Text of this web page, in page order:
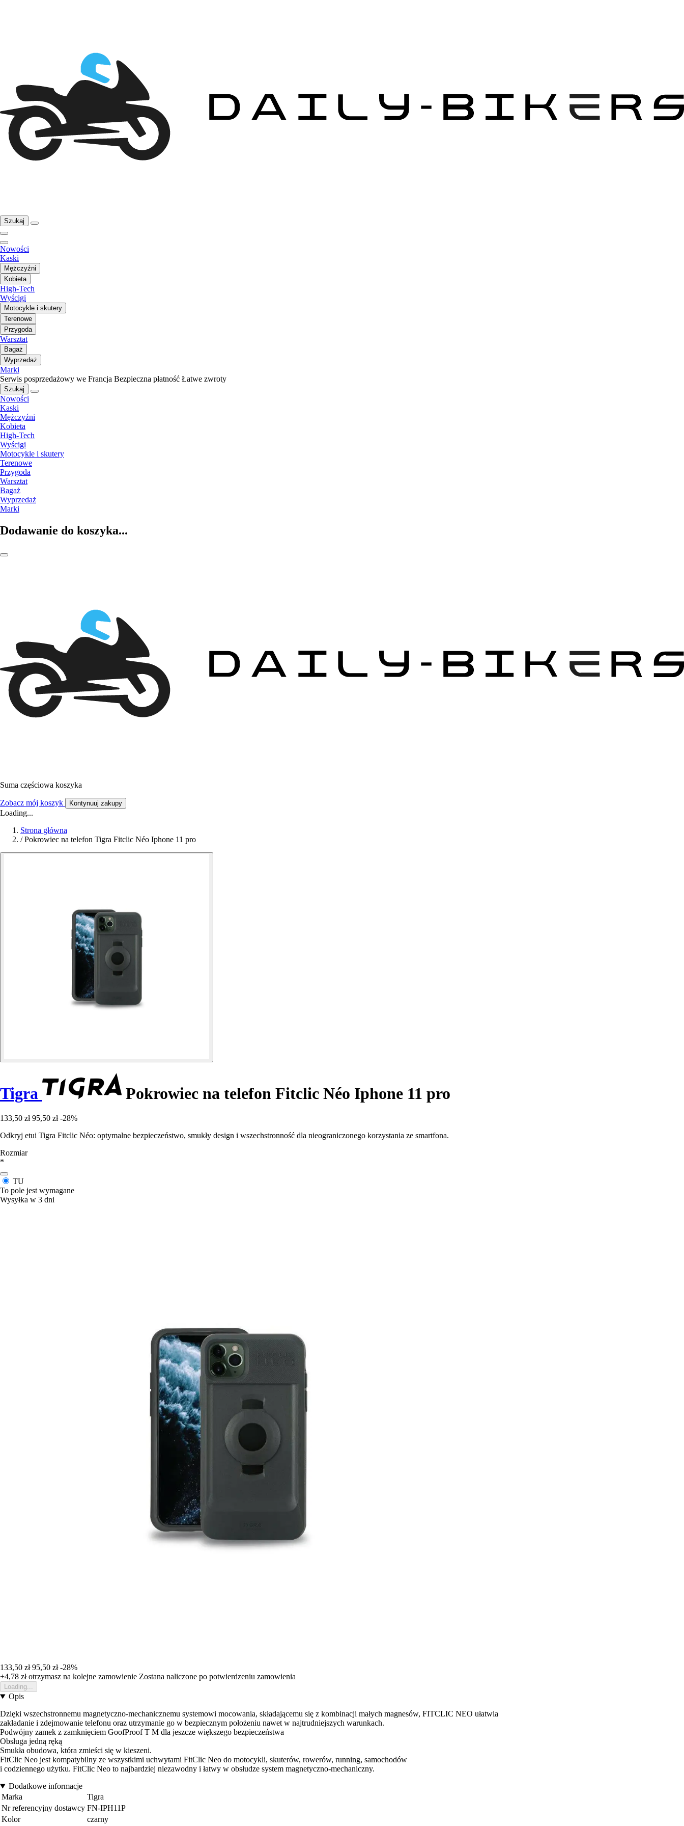
Szukaj
Nowości
Kaski
Mężczyźni
Kobieta
High-Tech
Wyścigi
Motocykle i skutery
Terenowe
Przygoda
Warsztat
Bagaż
Wyprzedaż
Marki
Serwis posprzedażowy we Francja Bezpieczna płatność Łatwe zwroty
Szukaj
Nowości
Kaski
Mężczyźni
Kobieta
High-Tech
Wyścigi
Motocykle i skutery
Terenowe
Przygoda
Warsztat
Bagaż
Wyprzedaż
Marki
Dodawanie do koszyka...
Suma częściowa koszyka
Zobacz mój koszyk Kontynuuj zakupy
Loading...
Strona główna
/ Pokrowiec na telefon Tigra Fitclic Néo Iphone 11 pro
Tigra Pokrowiec na telefon Fitclic Néo Iphone 11 pro
133,50 zł 95,50 zł -28%
Odkryj etui Tigra Fitclic Néo: optymalne bezpieczeństwo, smukły design i wszechstronność dla nieograniczonego korzystania ze smartfona.
Rozmiar
*
TU
To pole jest wymagane
Wysyłka w 3 dni
133,50 zł 95,50 zł -28%
+4,78 złotrzymasz na kolejne zamowienie Zostana naliczone po potwierdzeniu zamowienia
Loading...
Opis
Dzięki wszechstronnemu magnetyczno-mechanicznemu systemowi mocowania, składającemu się z kombinacji małych magnesów, FITCLIC NEO ułatwia
zakładanie i zdejmowanie telefonu oraz utrzymanie go w bezpiecznym położeniu nawet w najtrudniejszych warunkach.
Podwójny zamek z zamknięciem GoofProof T M dla jeszcze większego bezpieczeństwa
Obsługa jedną ręką
Smukła obudowa, która zmieści się w kieszeni.
FitClic Neo jest kompatybilny ze wszystkimi uchwytami FitClic Neo do motocykli, skuterów, rowerów, running, samochodów
i codziennego użytku. FitClic Neo to najbardziej niezawodny i łatwy w obsłudze system magnetyczno-mechaniczny.
Dodatkowe informacje
Marka
Tigra
Nr referencyjny dostawcy FN-IPH11P
Kolor
czarny